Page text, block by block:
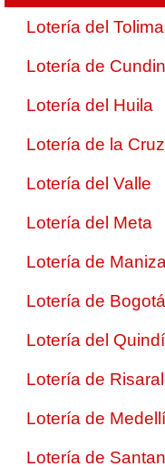
Lotería del Tolima
Lotería de
Lotería del Huila
Lotería de la
Lotería del Valle
Lotería del Meta
Lotería de
Lotería de Bogotá
Lotería del
Lotería de
Lotería de
Lotería de